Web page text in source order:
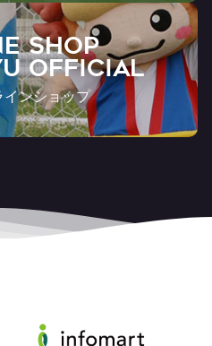
SHOP
OFFICIAL
ンショップ